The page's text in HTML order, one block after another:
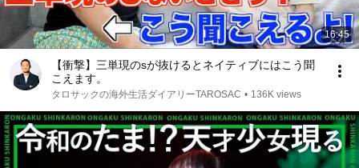
16:45
【衝撃】三単現のsが抜けるとネイティブにはこう聞
こえます。
タロサックの海外生活ダイアリーTAROSAC • 136K views